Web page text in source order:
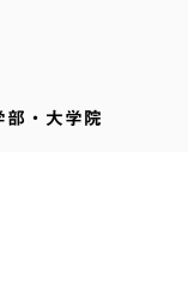
部・大学院